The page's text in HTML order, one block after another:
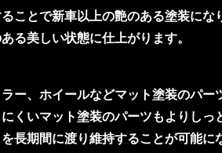
ことで新車以上の艶のある塗装に
る美しい状態に仕上がります。
ー、ホイールなどマット塗装のパ
くいマット塗装のパーツもよりし
長期間に渡り維持することが可能に